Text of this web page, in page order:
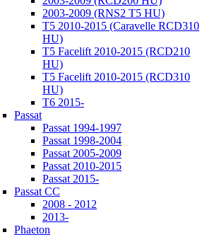
2003-2009 (RNS2 T5 HU)
T5 2010-2015 (Caravelle RCD310
HU)
T5 Facelift 2010-2015 (RCD210
HU)
T5 Facelift 2010-2015 (RCD310
HU)
T6 2015-
Passat
Passat 1994-1997
Passat 1998-2004
Passat 2005-2009
Passat 2010-2015
Passat 2015-
Passat CC
2008 - 2012
2013-
Phaeton